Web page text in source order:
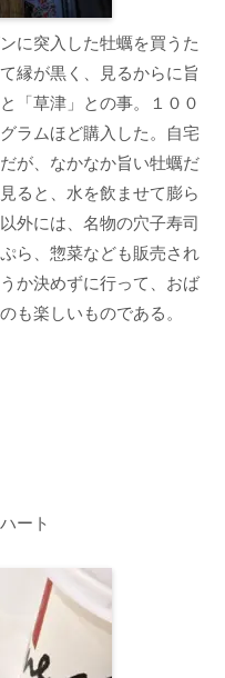
に突入した牡蠣を買うた
縁が黒く、見るからに旨
「草津」との事。１００
ラムほど購入した。自宅
が、なかなか旨い牡蠣だ
ると、水を飲ませて膨ら
外には、名物の穴子寿司
ら、惣菜なども販売され
か決めずに行って、おば
も楽しいものである。
ート